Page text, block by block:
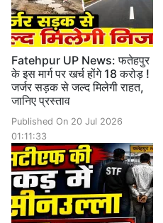
Fatehpur UP News: फतेहपुर
के इस मार्ग पर खर्च होंगे 18 करोड़ !
जर्जर सड़क से जल्द मिलेगी राहत,
जानिए प्रस्ताव
Published On 20 Jul 2026
01:11:33